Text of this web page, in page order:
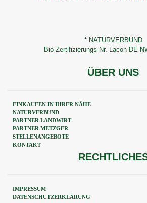
* NATURVERBUND
Bio-Zertifizierungs-Nr. Lacon DE
ÜBER UNS
EINKAUFEN IN IHRER NÄHE
NATURVERBUND
PARTNER LANDWIRT
PARTNER METZGER
STELLENANGEBOTE
KONTAKT
IMPRESSUM
DATENSCHUTZERKLÄRUNG